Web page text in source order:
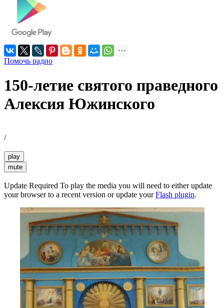
Помочь радио
150-летие святого праведного
Алексия Южинского
/
play
mute
Update Required To play the media you will need to either update
your browser to a recent version or update yourFlash plugin.